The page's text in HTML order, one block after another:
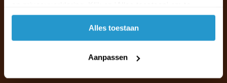
accepteren.
Alles toestaan
Aanpassen
Naar de klantenservice & FAQ
info@jouwoutlet.nl